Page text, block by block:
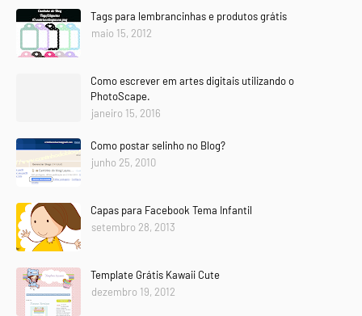
Tags para lembrancinhas e produtos grátis
maio 15, 2012
Como escrever em artes digitais utilizando o
PhotoScape.
janeiro 15, 2016
Como postar selinho no Blog?
junho 25, 2010
Capas para Facebook Tema Infantil
setembro 28, 2013
Template Grátis Kawaii Cute
dezembro 19, 2012